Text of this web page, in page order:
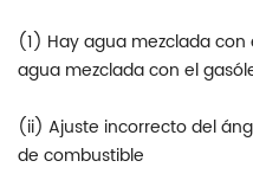
(1) Hay agua mezclada
agua mezclada con el
(ii) Ajuste incorrecto del
de combustible